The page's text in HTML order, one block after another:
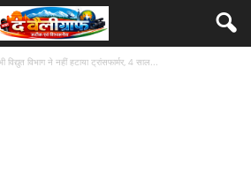
विभाग ने नहीं हटाया ट्रांसफार्मर, 4 साल...